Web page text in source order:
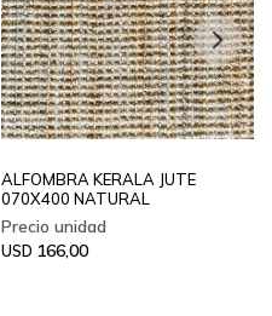
ALFOMBRA KERALA JUTE
070X400 NATURAL
USD 166,00